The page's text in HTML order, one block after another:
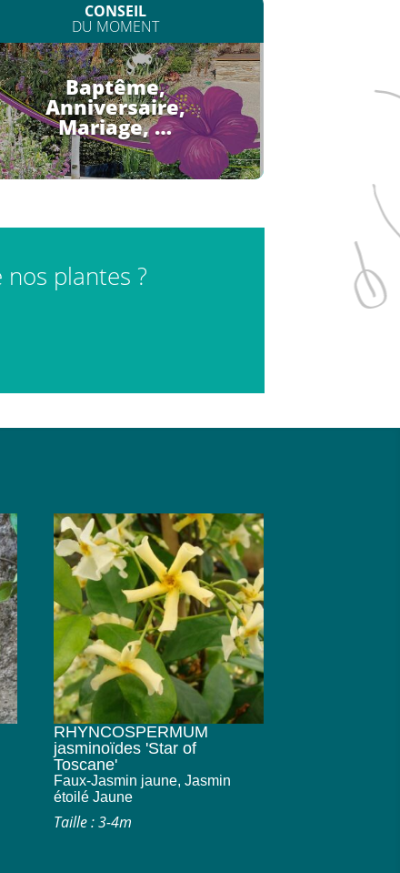
CONSEIL
DU MOMENT
Baptême,
Anniversaire,
Mariage, …
plantes ?
RHYNCOSPERMUM
jasminoïdes 'Star of
Toscane'
Faux-Jasmin jaune, Jasmin
étoilé Jaune
Taille : 3-4m